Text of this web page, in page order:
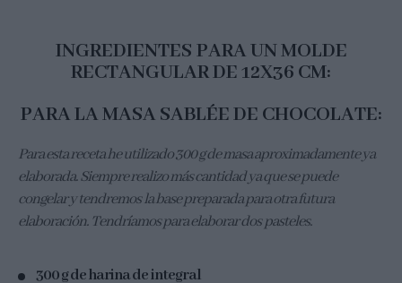
INGREDIENTES PARA UN MOLDE
RECTANGULAR DE 12X36 CM:
PARA LA MASA SABLÉE DE CHOCOLATE:
Para esta receta he utilizado 300 g de masa aproximadamente ya
elaborada. Siempre realizo más cantidad ya que se puede
congelar y tendremos la base preparada para otra futura
elaboración. Tendríamos para elaborar dos pasteles.
300 g de harina de integral